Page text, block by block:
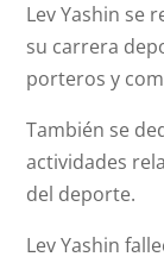
Lev Yashin se
su carrera
porteros y
También se
actividades
del deporte.
Lev Yashin